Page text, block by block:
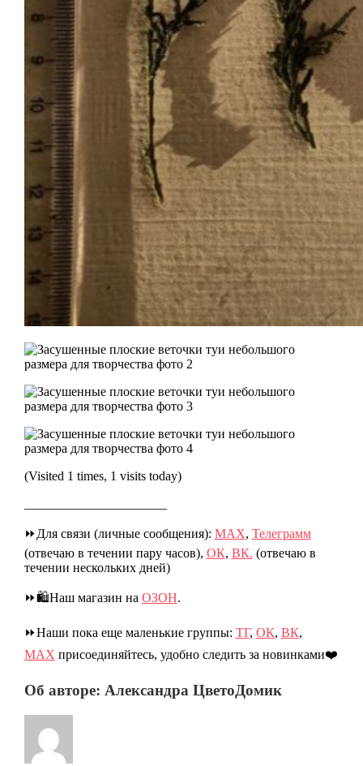
(Visited 1 times, 1 visits today)
⏩Для связи (личные сообщения): МАХ, Телеграмм
(отвечаю в течении пару часов), ОК, ВК. (отвечаю в
течении нескольких дней)
⏩🛍️Наш магазин на ОЗОН.
⏩Наши пока еще маленькие группы: ТГ, ОК, ВК,
МАХ присоединяйтесь, удобно следить за новинками❤️
Об авторе: Александра ЦветоДомик